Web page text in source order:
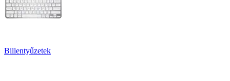
Billentyűzetek